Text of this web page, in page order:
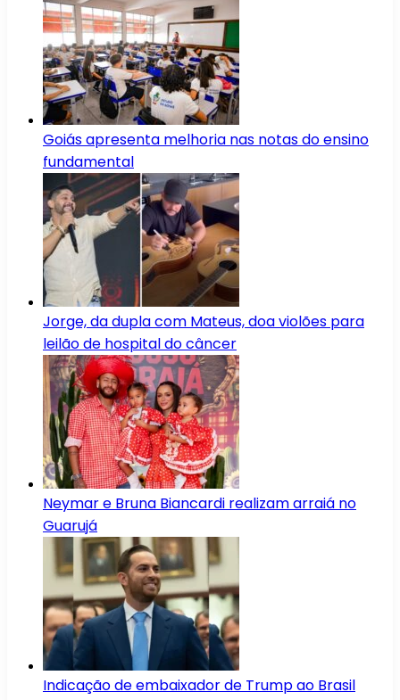
Goiás apresenta melhoria nas notas do ensino
fundamental
Jorge, da dupla com Mateus, doa violões para
leilão de hospital do câncer
Neymar e Bruna Biancardi realizam arraiá no
Guarujá
Indicação de embaixador de Trump ao Brasil